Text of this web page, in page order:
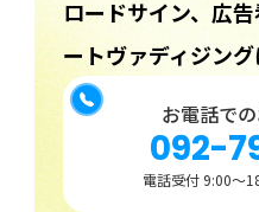
ロードサイン、広
ートヴァディジン
お電話で
092-
電話受付 9:00〜